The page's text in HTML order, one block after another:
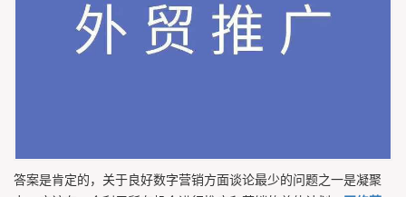
答案是肯定的，关于良好数字营销方面谈论最少的问题之一是凝聚